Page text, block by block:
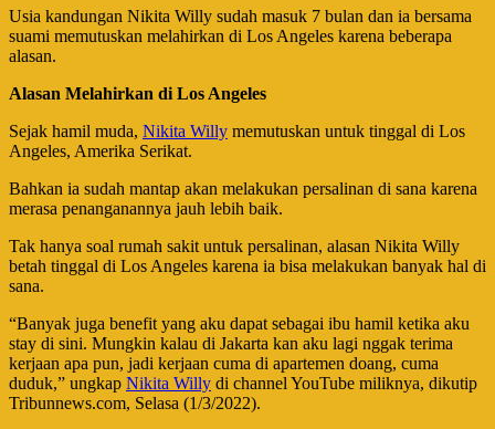
Usia kandungan Nikita Willy sudah masuk 7 bulan dan ia bersama
suami memutuskan melahirkan di Los Angeles karena beberapa
alasan.
Alasan Melahirkan di Los Angeles
Sejak hamil muda, Nikita Willy memutuskan untuk tinggal di Los
Angeles, Amerika Serikat.
Bahkan ia sudah mantap akan melakukan persalinan di sana karena
merasa penanganannya jauh lebih baik.
Tak hanya soal rumah sakit untuk persalinan, alasan Nikita Willy
betah tinggal di Los Angeles karena ia bisa melakukan banyak hal di
sana.
“Banyak juga benefit yang aku dapat sebagai ibu hamil ketika aku
stay di sini. Mungkin kalau di Jakarta kan aku lagi nggak terima
kerjaan apa pun, jadi kerjaan cuma di apartemen doang, cuma
duduk,” ungkap Nikita Willy di channel YouTube miliknya, dikutip
Tribunnews.com, Selasa (1/3/2022).